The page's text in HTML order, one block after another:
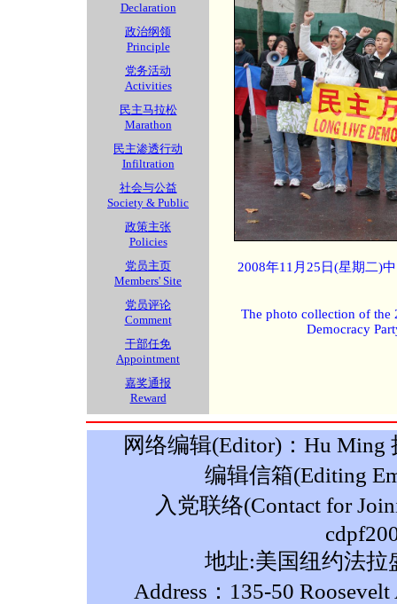
Declaration
政治纲领
Principle
党务活动
Activities
民主马拉松
Marathon
民主渗透行动
Infiltration
社会与公益
Society & Public
政策主张
Policies
党员主页
Members' Site
党员评论
Comment
干部任免
Appointment
嘉奖通报
Reward
2008年11月25日(星期二)
The photo collection of the
Democracy
网络编辑(Editor)：Hu Ming
编辑信箱(Editing
入党联络(Contact for
地址:美国纽约法拉
Address：135-50